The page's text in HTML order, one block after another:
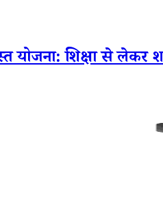
योजना: शिक्षा से लेकर